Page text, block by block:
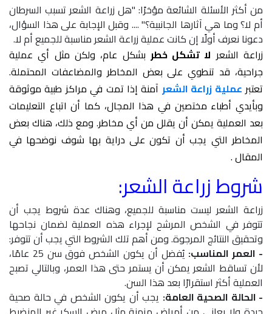
من أكثر الأسئلة الشائعة مؤخرًا: "هل زراعة الشعر تسبب السرطان
أم لا؟ وما هي آثارها الجانبية؟" .... وقبل الإجابة على هذا السؤال،
دعونا نعرف أولًا إن كانت عملية زراعة الشعر مناسبة للجميع أم لا.
زراعة الشعر لا تشكل خطر بشكل عام، ولكن مثل أي عملية
جراحية، قد تنطوي على بعض المخاطر والمضاعفات المحتملة.
تعتبرعملية زراعة الشعر آمنة إذا تمت في مراكز طبية موثوقة
وبأيدي أطباء مختصين في هذا المجال، كما أن اتباع التعليمات
بعد العملية يمكن أن يقلل من أي مخاطر. ومع ذلك، هناك بعض
المخاطر التي يجب أن تكون على دراية بها شوف نوضحها في
المقال .
شروط زراعة الشعر:
زراعة الشعر ليست مناسبة للجميع، وهناك عدة شروط يجب أن
تتوفر في الشخص المرشح لإجراء هذه العملية لضمان نجاحها
وتحقيق النتائج المرجوة. ومن أهم تلك الشروط التي يجب أن تتوفر:
- العمر المناسب:
يُفضل أن يكون الشخص فوق سن 25 عامًا،
لأن تساقط الشعر يمكن أن يستمر حتى هذا العمر، وبالتالي تصبح
العملية أكثر استقرارًا بعد هذا السن.
- الحالة الصحية العامة: يجب أن يكون الشخص في حالة صحية